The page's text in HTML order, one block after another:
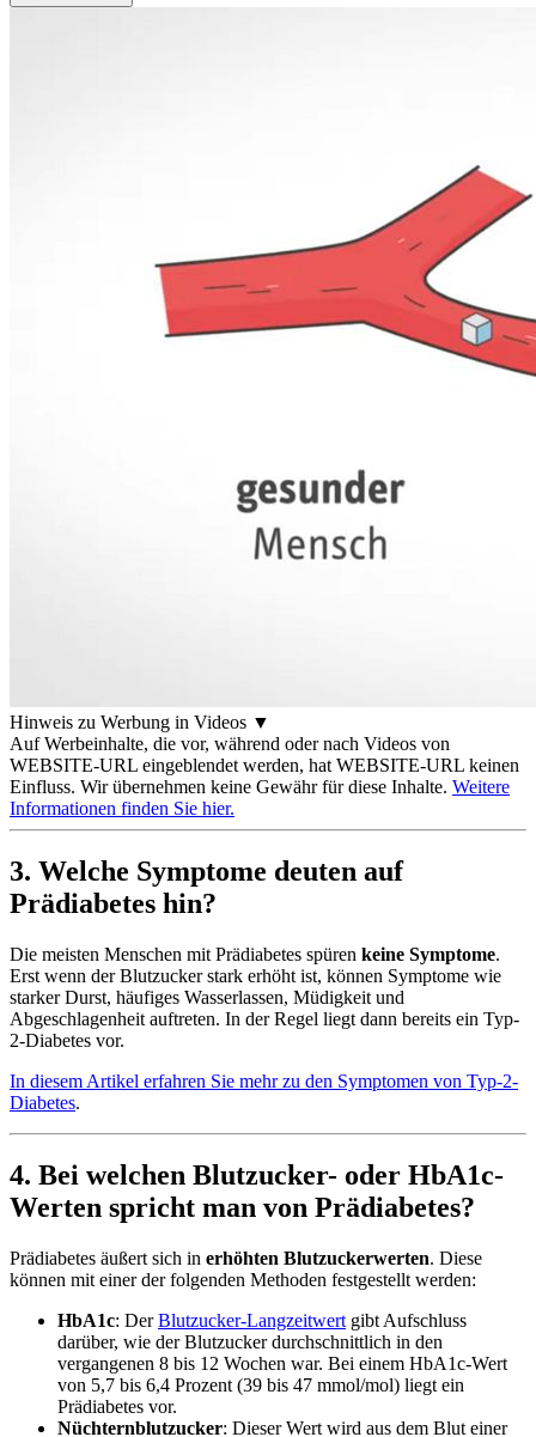
Hinweis zu Werbung in Videos ▼
Auf Werbeinhalte, die vor, während oder nach Videos von
WEBSITE-URL eingeblendet werden, hat WEBSITE-URL keinen
Einfluss. Wir übernehmen keine Gewähr für diese Inhalte. Weitere
Informationen finden Sie hier.
3. Welche Symptome deuten auf
Prädiabetes hin?
Die meisten Menschen mit Prädiabetes spüren keine Symptome.
Erst wenn der Blutzucker stark erhöht ist, können Symptome wie
starker Durst, häufiges Wasserlassen, Müdigkeit und
Abgeschlagenheit auftreten. In der Regel liegt dann bereits ein Typ-
2-Diabetes vor.
In diesem Artikel erfahren Sie mehr zu den Symptomen von Typ-2-
Diabetes.
4. Bei welchen Blutzucker- oder HbA1c-
Werten spricht man von Prädiabetes?
Prädiabetes äußert sich in erhöhten Blutzuckerwerten. Diese
können mit einer der folgenden Methoden festgestellt werden:
HbA1c: DerBlutzucker-Langzeitwert gibt Aufschluss
darüber, wie der Blutzucker durchschnittlich in den
vergangenen 8 bis 12 Wochen war. Bei einem HbA1c-Wert
von 5,7 bis 6,4 Prozent (39 bis 47 mmol/mol) liegt ein
Prädiabetes vor.
Nüchternblutzucker: Dieser Wert wird aus dem Blut einer